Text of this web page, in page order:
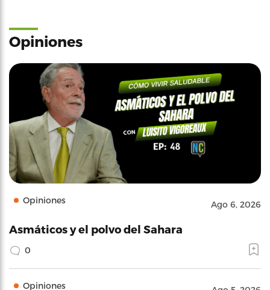
Opiniones
Opiniones Ago 6, 2026
Asmáticos y el polvo del Sahara
0
Opiniones